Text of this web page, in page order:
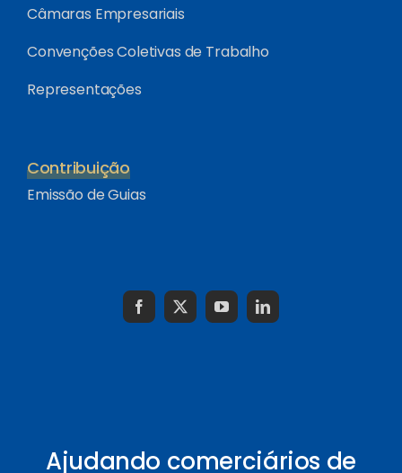
Câmaras Empresariais
Convenções Coletivas de Trabalho
Representações
Contribuição
Emissão de Guias
Ajudando comerciários de